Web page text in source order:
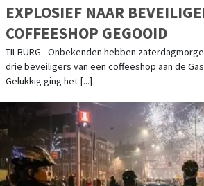
EXPLOSIEF NAAR
COFFEESHOP GEGOOID
TILBURG - Onbekenden hebben
drie beveiligers van een coffeeshop aan de
Gelukkig ging het [...]